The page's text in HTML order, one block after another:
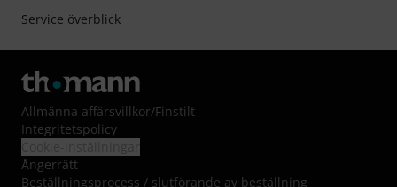
Service överblick
Allmänna affärsvillkor/Finstilt
Integritetspolicy
Ångerrätt
Beställningsprocess / slutförande av beställning